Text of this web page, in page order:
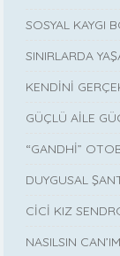
SOSYAL KAYGI
SINIRLARDA
KENDİNİ
GÜÇLÜ AİLE
“GANDHİ”
DUYGUSAL
CİCİ KIZ
NASILSIN